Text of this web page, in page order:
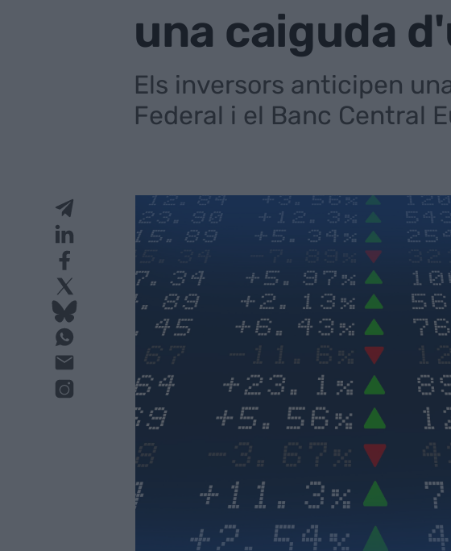
una caiguda
Els inversors anticipen
Federal i el Banc Central